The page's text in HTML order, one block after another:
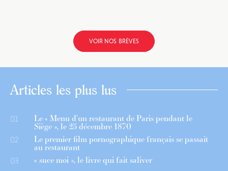
VOIR NOS BRÈVES
Articles les plus lus
01 Le « Menu d’un restaurant de Paris pendant le
Siège », le 25 décembre 1870
02 Le premier film pornographique français se passait
au restaurant
03 « suce moi », le livre qui fait saliver